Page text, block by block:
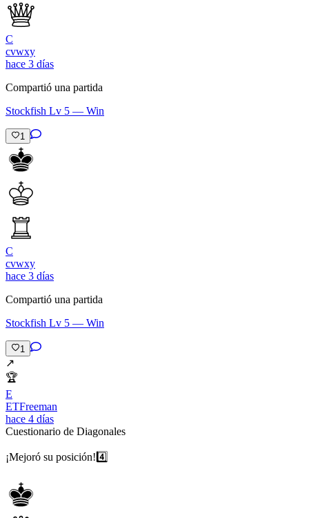
C
cvwxy
hace 3 días
Compartió una partida
Stockfish Lv 5 — Win
1
C
cvwxy
hace 3 días
Compartió una partida
Stockfish Lv 5 — Win
1
↗️
🏆
E
ETFreeman
hace 4 días
Cuestionario de Diagonales
¡Mejoró su posición! 4️⃣